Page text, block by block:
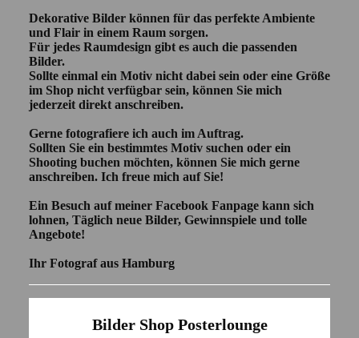
Dekorative Bilder können für das perfekte Ambiente
und Flair in einem Raum sorgen.
Für jedes Raumdesign gibt es auch die passenden
Bilder.
Sollte einmal ein Motiv nicht dabei sein oder eine Größe
im Shop nicht verfügbar sein, können Sie mich
jederzeit direkt anschreiben.
Gerne fotografiere ich auch im Auftrag.
Sollten Sie ein bestimmtes Motiv suchen oder ein
Shooting buchen möchten, können Sie mich gerne
anschreiben. Ich freue mich auf Sie!
Ein Besuch auf meiner Facebook Fanpage kann sich
lohnen, Täglich neue Bilder, Gewinnspiele und tolle
Angebote!
Ihr Fotograf aus Hamburg
Bilder Shop Posterlounge